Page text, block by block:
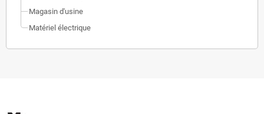
Magasin d'usine
Matériel électrique